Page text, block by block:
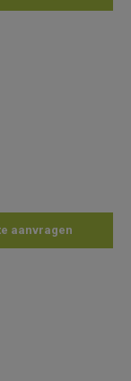
aanvragen